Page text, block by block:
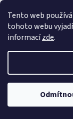
Tento web
tohoto webu
informacízde.
180,99 Kč bez DPH
barva:
Dodání
219 Kč
180,99 Kč bez DPH